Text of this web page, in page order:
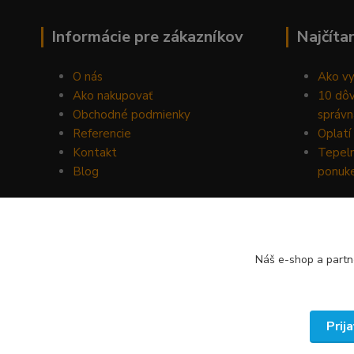
Informácie pre zákazníkov
O nás
Ako nakupovať
Obchodné podmienky
Referencie
Kontakt
Blog
Ako
10
Oplatí
Náš e-shop a